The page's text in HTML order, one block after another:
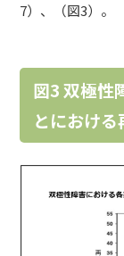
7）、（図3）。
図3 双極性
とにおける